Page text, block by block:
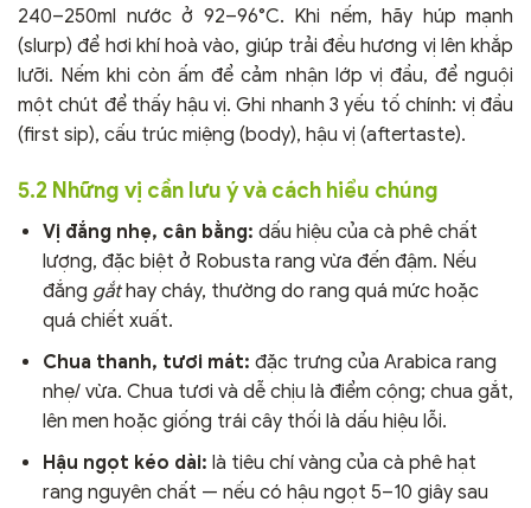
240–250ml nước ở 92–96°C. Khi nếm, hãy húp mạnh
(slurp) để hơi khí hoà vào, giúp trải đều hương vị lên khắp
lưỡi. Nếm khi còn ấm để cảm nhận lớp vị đầu, để nguội
một chút để thấy hậu vị. Ghi nhanh 3 yếu tố chính: vị đầu
(first sip), cấu trúc miệng (body), hậu vị (aftertaste).
5.2 Những vị cần lưu ý và cách hiểu chúng
Vị đắng nhẹ, cân bằng: dấu hiệu của cà phê chất
lượng, đặc biệt ở Robusta rang vừa đến đậm. Nếu
đắng gắthay cháy, thường do rang quá mức hoặc
quá chiết xuất.
Chua thanh, tươi mát: đặc trưng của Arabica rang
nhẹ/ vừa. Chua tươi và dễ chịu là điểm cộng; chua gắt,
lên men hoặc giống trái cây thối là dấu hiệu lỗi.
Hậu ngọt kéo dài: là tiêu chí vàng của cà phê hạt
rang nguyên chất — nếu có hậu ngọt 5–10 giây sau